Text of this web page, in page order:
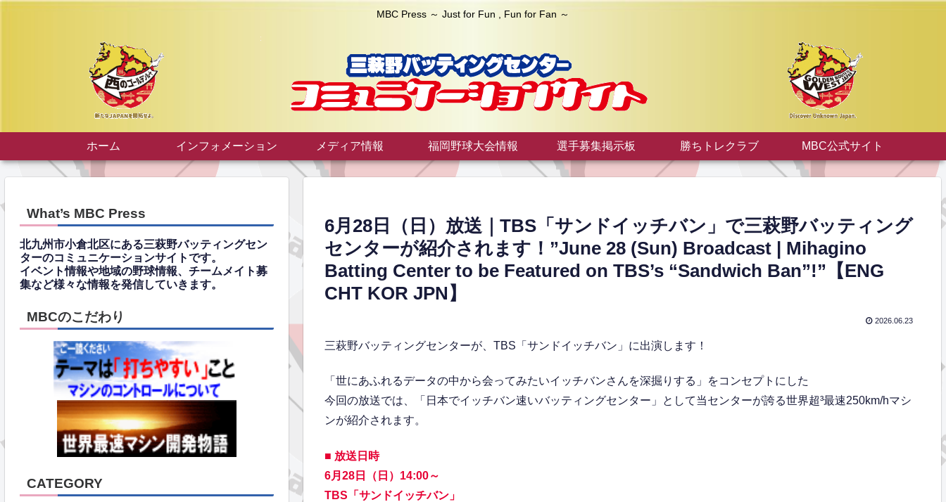
MBC Press ～ Just for Fun , Fun for Fan ～
ホーム インフォメーション メディア情報 福岡野球大会情報 選手募集掲示板 勝ちトレクラブ MBC公式サイト
6月28日（日）放送｜TBS「サンドイッチバン」で三萩野バッティング
センターが紹介されます！”June 28 (Sun) Broadcast | Mihagino
Batting Center to be Featured on TBS’s “Sandwich Ban”!”【ENG
CHT KOR JPN】
2026.06.23
三萩野バッティングセンターが、TBS「サンドイッチバン」に出演します！
「世にあふれるデータの中から会ってみたいイッチバンさんを深掘りする」をコンセプトにした
今回の放送では、「日本でイッチバン速いバッティングセンター」として当センターが誇る世界超³最速250km/hマシ
ンが紹介されます。
■ 放送日時
6月28日（日）14:00～
TBS「サンドイッチバン」
What’s MBC Press
北九州市小倉北区にある三萩野バッティングセン
ターのコミュニケーションサイトです。
イベント情報や地域の野球情報、チームメイト募
集など様々な情報を発信していきます。
MBCのこだわり
CATEGORY